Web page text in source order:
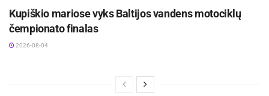
Kupiškio mariose vyks Baltijos vandens motociklų
čempionato finalas
2026-08-04